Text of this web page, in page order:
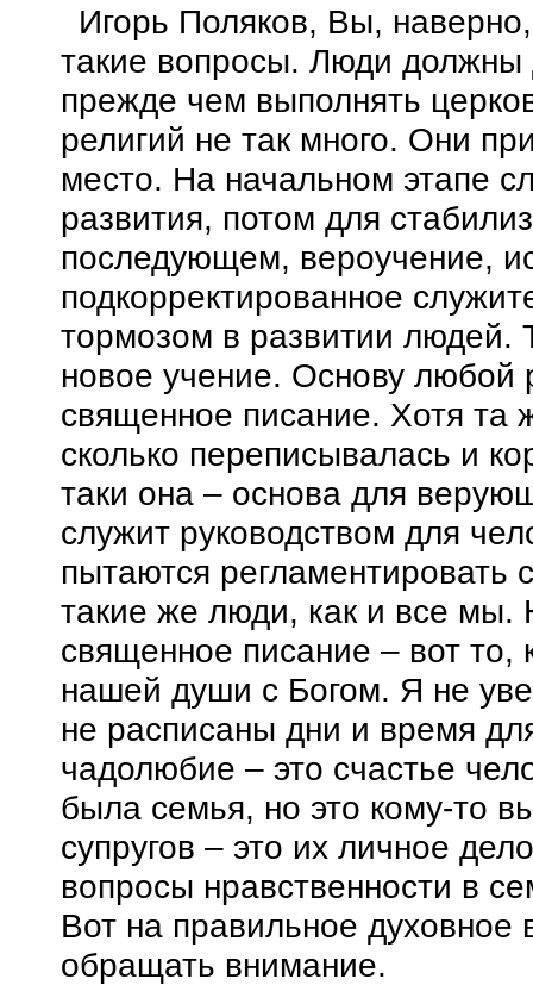
Игорь Поляков, Вы,
такие вопросы. Люди
прежде чем выполнять
религий не так много. Они
место. На начальном этапе
развития, потом для
последующем, вероучение,
подкорректированное
тормозом в развитии людей.
новое учение. Основу любой
священное писание. Хотя та
сколько переписывалась и
таки она – основа для
служит руководством для
пытаются регламентировать
такие же люди, как и все
священное писание – вот
нашей души с Богом. Я не
не расписаны дни и время
чадолюбие – это счастье
была семья, но это кому-то
супругов – это их личное
вопросы нравственности в
Вот на правильное духовное
обращать внимание.